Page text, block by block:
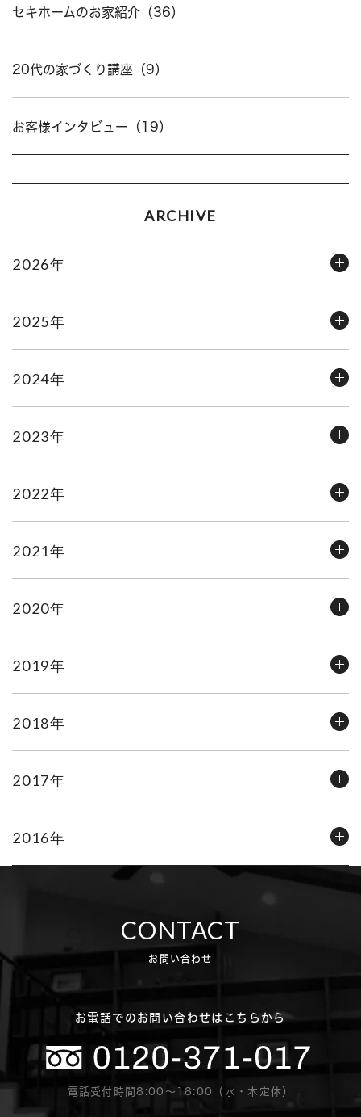
セキホームのお家紹介（36）
20代の家づくり講座（9）
お客様インタビュー（19）
ARCHIVE
2026年
2025年
2024年
2023年
2022年
2021年
2020年
2019年
2018年
2017年
2016年
CONTACT
お問い合わせ
お電話でのお問い合わせはこちらから
電話受付時間8:00〜18:00（水・木定休）